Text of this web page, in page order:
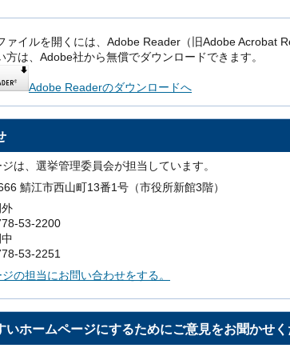
ァイルを開くには、Adobe Reader（旧Adobe Acrobat
方は、Adobe社から無償でダウンロードできます。
Adobe Readerのダウンロードへ
は、選挙管理委員会が担当しています。
鯖江市西山町13番1号（市役所新館3階）
53-2200
53-2251
の担当にお問い合わせをする。
いホームページにするためにご意見をお聞かせく